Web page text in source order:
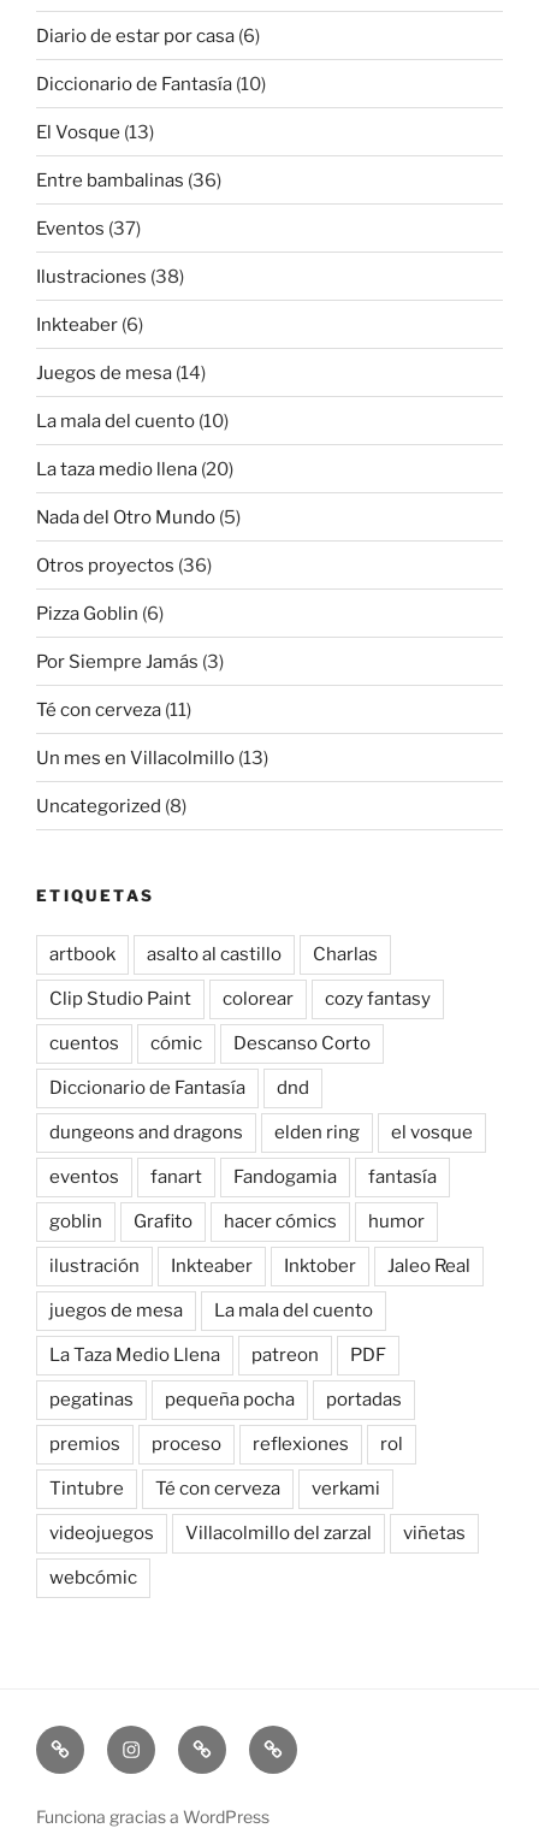
Diario de estar por casa (6)
Diccionario de Fantasía (10)
El Vosque (13)
Entre bambalinas (36)
Eventos (37)
Ilustraciones (38)
Inkteaber (6)
Juegos de mesa (14)
La mala del cuento (10)
La taza medio llena (20)
Nada del Otro Mundo (5)
Otros proyectos (36)
Pizza Goblin (6)
Por Siempre Jamás (3)
Té con cerveza (11)
Un mes en Villacolmillo (13)
Uncategorized (8)
ETIQUETAS
artbook asalto al castillo Charlas
Clip Studio Paint colorear cozy fantasy
cuentos cómic Descanso Corto
Diccionario de Fantasía dnd
dungeons and dragons elden ring el vosque
eventos fanart Fandogamia fantasía
goblin Grafito hacer cómics humor
ilustración Inkteaber Inktober Jaleo Real
juegos de mesa La mala del cuento
La Taza Medio Llena patreon PDF
pegatinas pequeña pocha portadas
premios proceso reflexiones rol
Tintubre Té con cerveza verkami
videojuegos Villacolmillo del zarzal viñetas
webcómic
NewsletterInstagramBluesky Patreon
Funciona gracias a WordPress